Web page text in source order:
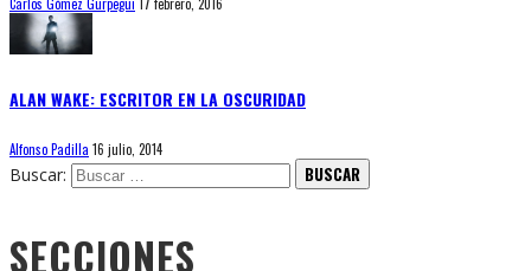
ALAN WAKE: ESCRITOR EN LA OSCURIDAD
Alfonso Padilla 16 julio, 2014
Buscar:
SECCIONES